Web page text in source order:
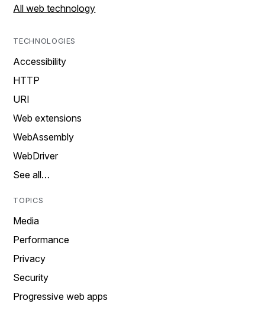
All web technology
TECHNOLOGIES
Accessibility
HTTP
URI
Web extensions
WebAssembly
WebDriver
See all…
TOPICS
Media
Performance
Privacy
Security
Progressive web apps